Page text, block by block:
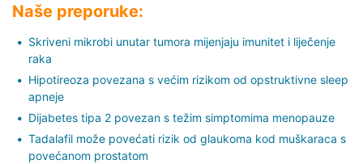
Naše preporuke:
Skriveni mikrobi unutar tumora mijenjaju imunitet i liječenje
raka
Hipotireoza povezana s većim rizikom od opstruktivne sleep
apneje
Dijabetes tipa 2 povezan s težim simptomima menopauze
Tadalafil može povećati rizik od glaukoma kod muškaraca s
povećanom prostatom